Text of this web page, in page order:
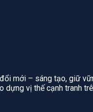
mới – sáng tạo, giữ
vị thế cạnh tranh